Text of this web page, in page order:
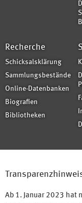
Recherche
Schicksalsklärung
Sammlungsbestände
Online-Datenbanken
Biografien
Bibliotheken
Ab 1. Januar 2023 hat